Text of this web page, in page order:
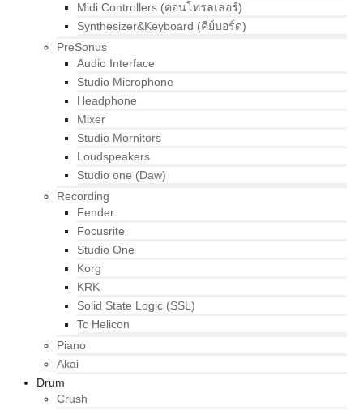
Midi Controllers (คอนโทรลเลอร์)
Synthesizer&Keyboard (คีย์บอร์ด)
PreSonus
Audio Interface
Studio Microphone
Headphone
Mixer
Studio Mornitors
Loudspeakers
Studio one (Daw)
Recording
Fender
Focusrite
Studio One
Korg
KRK
Solid State Logic (SSL)
Tc Helicon
Piano
Akai
Drum
Crush